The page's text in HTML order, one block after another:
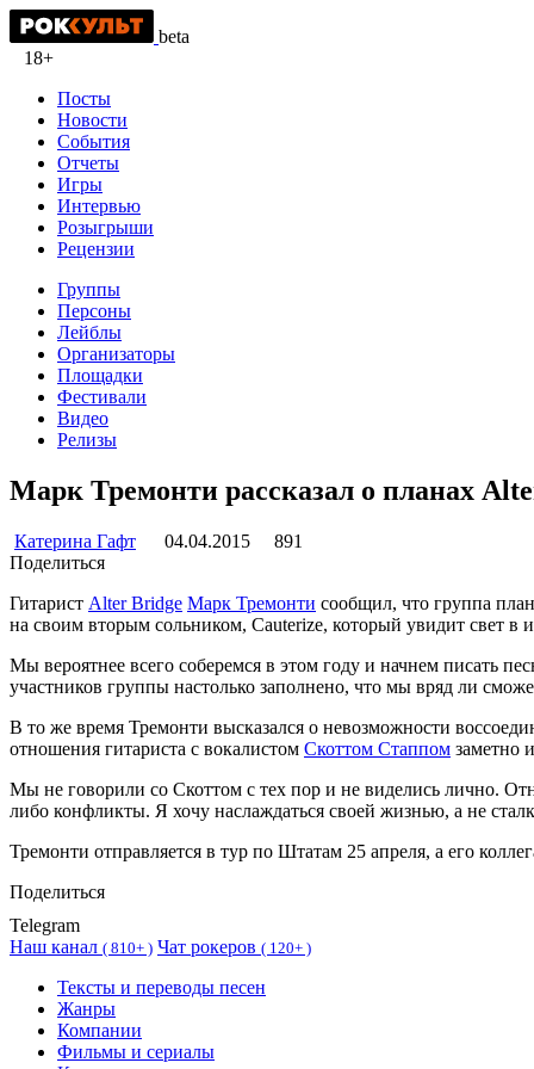
beta
18+
Посты
Новости
События
Отчеты
Игры
Интервью
Розыгрыши
Рецензии
Группы
Персоны
Лейблы
Организаторы
Площадки
Фестивали
Видео
Релизы
Марк Тремонти рассказал о планах
Катерина Гафт 04.04.2015
891
Поделиться
Гитарист Alter Bridge Марк Тремонти сообщил, что группа
на своим вторым сольником, Cauterize, который увидит свет в
Мы вероятнее всего соберемся в этом году и начнем писать
участников группы настолько заполнено, что мы вряд ли
В то же время Тремонти высказался о невозможности
отношения гитариста с вокалистом Скоттом Стаппом заметно
Мы не говорили со Скоттом с тех пор и не виделись лично.
либо конфликты. Я хочу наслаждаться своей жизнью, а не
Тремонти отправляется в тур по Штатам 25 апреля, а его
Поделиться
Telegram
Наш канал ( 810+ ) Чат рокеров ( 120+ )
Тексты и переводы песен
Жанры
Компании
Фильмы и сериалы